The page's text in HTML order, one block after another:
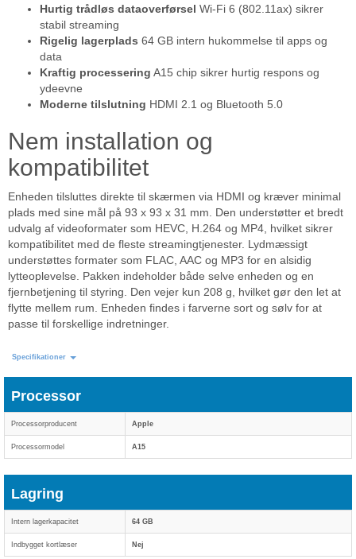
Hurtig trådløs dataoverførsel Wi-Fi 6 (802.11ax) sikrer
stabil streaming
Rigelig lagerplads 64 GB intern hukommelse til apps og
data
Kraftig processering A15 chip sikrer hurtig respons og
ydeevne
Moderne tilslutning HDMI 2.1 og Bluetooth 5.0
Nem installation og
kompatibilitet
Enheden tilsluttes direkte til skærmen via HDMI og kræver minimal
plads med sine mål på 93 x 93 x 31 mm. Den understøtter et bredt
udvalg af videoformater som HEVC, H.264 og MP4, hvilket sikrer
kompatibilitet med de fleste streamingtjenester. Lydmæssigt
understøttes formater som FLAC, AAC og MP3 for en alsidig
lytteoplevelse. Pakken indeholder både selve enheden og en
fjernbetjening til styring. Den vejer kun 208 g, hvilket gør den let at
flytte mellem rum. Enheden findes i farverne sort og sølv for at
passe til forskellige indretninger.
Specifikationer
Processor
Processorproducent Apple
Processormodel A15
Lagring
Intern lagerkapacitet 64 GB
Indbygget kortlæser Nej